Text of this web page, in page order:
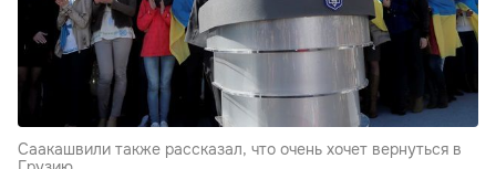
Саакашвили также рассказал, что очень хочет вернуться в